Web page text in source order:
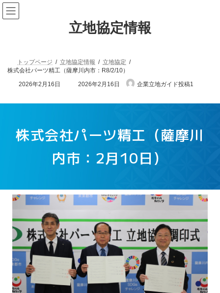
立地協定情報
トップページ 立地協定情報
立地協定
株式会社パーツ精工（薩摩川内市：R8/2/10）
2026年2月16日 2026年2月16日 企業立地ガイド投稿1
株式会社パーツ精工（薩摩川
内市：2月10日）